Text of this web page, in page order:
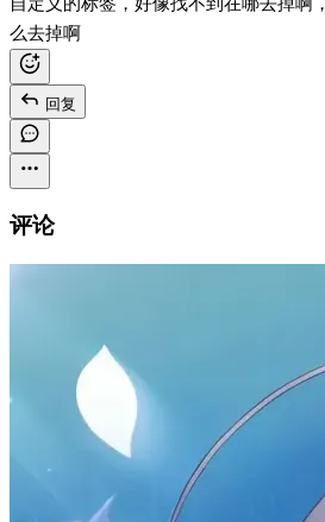
自定义的标签，好像找不到在哪去掉啊
么去掉啊
回复
评论